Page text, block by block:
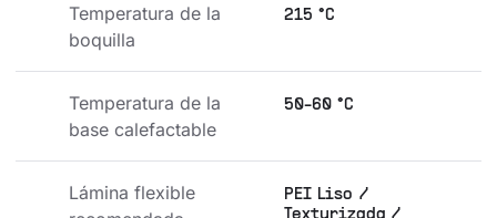
Temperatura de la
boquilla
215 °C
Temperatura de la
base calefactable
50-60 °C
Lámina flexible
PEI Liso /
Texturizada /